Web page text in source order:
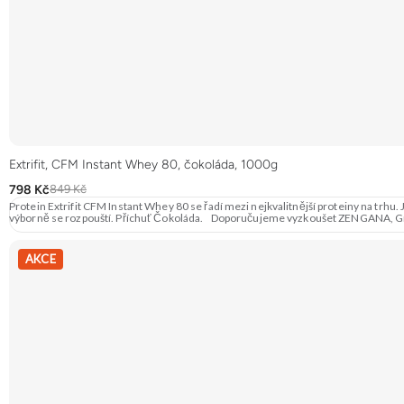
Extrifit, CFM Instant Whey 80, čokoláda, 1000g
798 Kč849 Kč
Protein Extrifit CFM Instant Whey 80 se řadí mezi nejkvalitnější proteiny na
výborně se
AKCE